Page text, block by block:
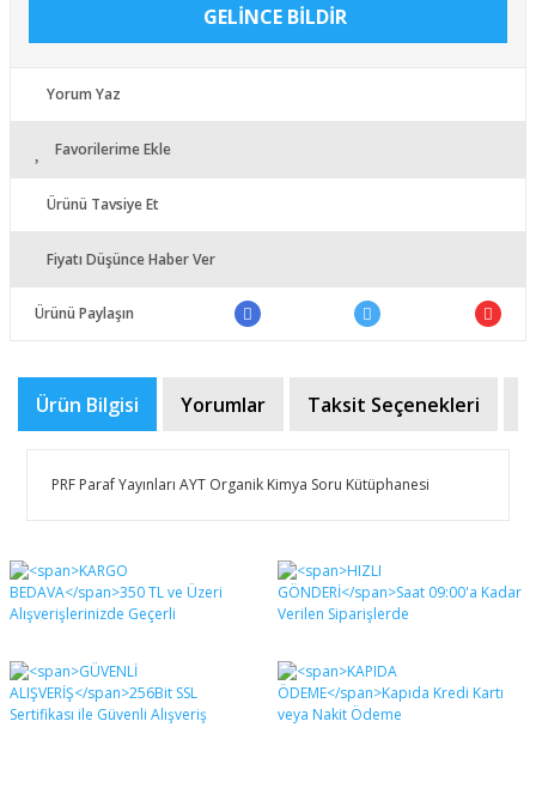
GELİNCE BİLDİR
Yorum Yaz
Favorilerime Ekle
Ürünü Tavsiye Et
Fiyatı Düşünce Haber Ver
Ürünü Paylaşın
Ürün Bilgisi Yorumlar Taksit Seçenekleri
PRF Paraf Yayınları AYT Organik Kimya Soru Kütüphanesi
Bu ürüne ilk yorumu siz yapın!
Yorum Yaz
Bu ürünün fiyat bilgisi, resim, ürün açıklamalarında ve
diğer konularda yetersiz gördüğünüz noktaları öneri
formunu kullanarak tarafımıza iletebilirsiniz.
Görüş ve önerileriniz için teşekkür ederiz.
Ürün resmi kalitesiz, bozuk veya görüntülenemiyor.
Ürün açıklamasında eksik bilgiler bulunuyor.